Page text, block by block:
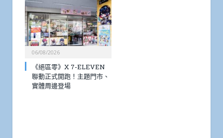
06/08/2026
《絕區零》X 7-ELEVEN
聯動正式開跑！主題門市、
實體周邊登場